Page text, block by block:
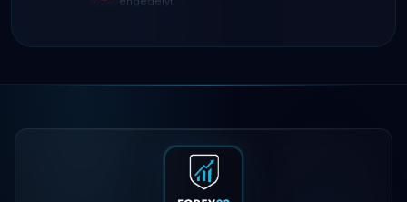
megváltoztatta a tőkeáttételi